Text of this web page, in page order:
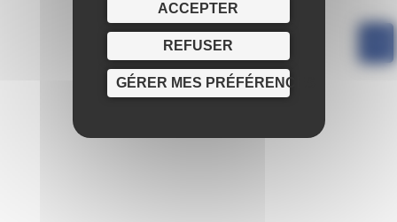
ACCEPTER
REFUSER
GÉRER MES PRÉFÉRENCES